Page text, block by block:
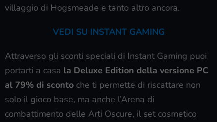
villaggio di Hogsmeade e tanto altro ancora.
VEDI SU INSTANT GAMING
Attraverso gli sconti speciali di Instant Gaming puoi
portarti a casa la Deluxe Edition della versione PC
al 79% di sconto che ti permette di riscattare non
solo il gioco base, ma anche l’Arena di
combattimento delle Arti Oscure, il set cosmetico